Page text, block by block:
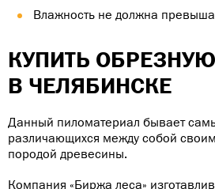
Влажность не должна
КУПИТЬ
В ЧЕЛЯБИНСКЕ
Данный пиломатериал бывает
различающихся между собой
породой древесины.
Компания «Биржа леса»